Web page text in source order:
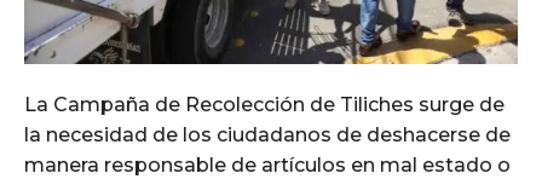
La Campaña de Recolección de Tiliches surge de
la necesidad de los ciudadanos de deshacerse de
manera responsable de artículos en mal estado o